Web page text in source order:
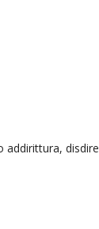
addirittura, disdire